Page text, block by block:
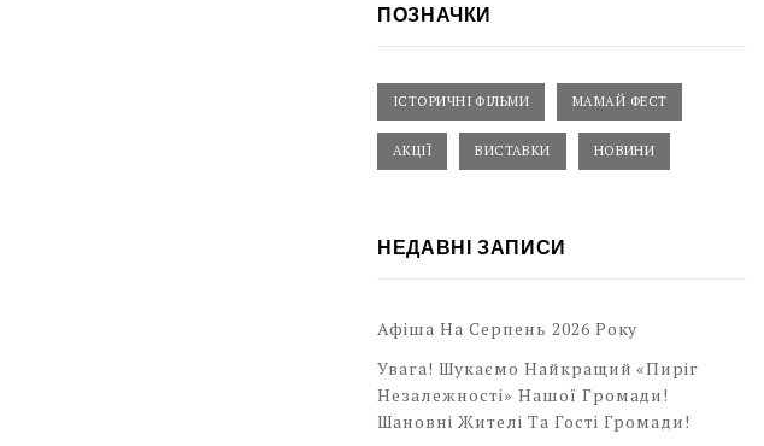
ПОЗНАЧКИ
ІСТОРИЧНІ ФІЛЬМИ МАМАЙ ФЕСТ
АКЦІЇ ВИСТАВКИ НОВИНИ
НЕДАВНІ ЗАПИСИ
Афіша На Серпень 2026 Року
Увага! Шукаємо Найкращий «Пиріг
Незалежності» Нашої Громади!
Шановні Жителі Та Гості Громади!